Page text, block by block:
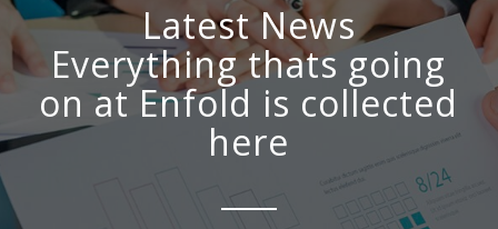
Latest News
Everything thats going
on at Enfold is collected
here